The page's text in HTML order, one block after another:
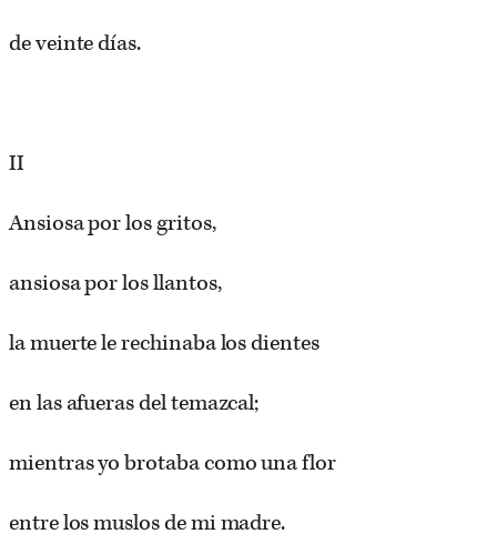
de veinte días.
II
Ansiosa por los gritos,
ansiosa por los llantos,
la muerte le rechinaba los dientes
en las afueras del temazcal;
mientras yo brotaba como una flor
entre los muslos de mi madre.